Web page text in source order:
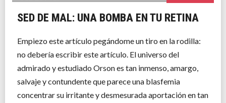
SED DE MAL: UNA BOMBA EN TU RETINA
Empiezo este artículo pegándome un tiro en la rodilla:
no debería escribir este artículo. El universo del
admirado y estudiado Orson es tan inmenso, amargo,
salvaje y contundente que parece una blasfemia
concentrar su irritante y desmesurada aportación en tan